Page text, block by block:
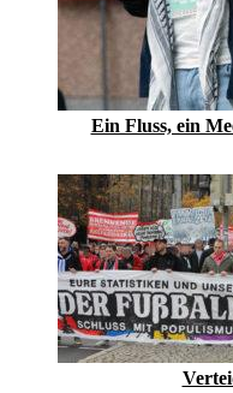
Ein Fluss, ein